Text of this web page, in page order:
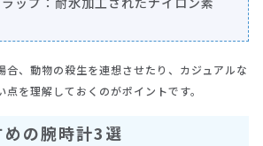
合、動物の殺生を連想させたり、カジュアルな
を理解しておくのがポイントです。
の腕時計3選